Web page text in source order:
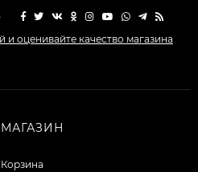
МАГАЗИН
Корзина